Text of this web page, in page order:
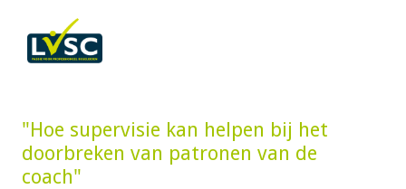
"Hoe supervisie kan helpen bij het
doorbreken van patronen van de
coach"